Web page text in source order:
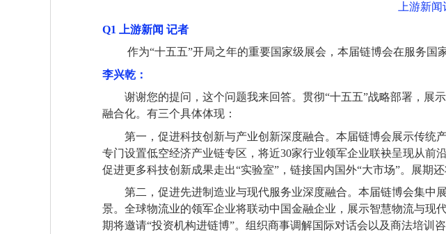
上游新闻
Q1
上游新闻 记者
作为“十五五”开局之年的重要国家级展会，本届链博会在服务国
李兴乾：
谢谢您的提问，这个问题我来回答。贯彻“十五五”战略部署，展
融合化。有三个具体体现：
第一，促进科技创新与产业创新深度融合。本届链博会展示传统
专门设置低空经济产业链专区，将近30家行业领军企业联袂呈现从
促进更多科技创新成果走出“实验室”，链接国内国外“大市场”。展期
第二，促进先进制造业与现代服务业深度融合。本届链博会集中
景。全球物流业的领军企业将联动中国金融企业，展示智慧物流与现
期将邀请“投资机构进链博”。组织商事调解国际对话会以及商法培训